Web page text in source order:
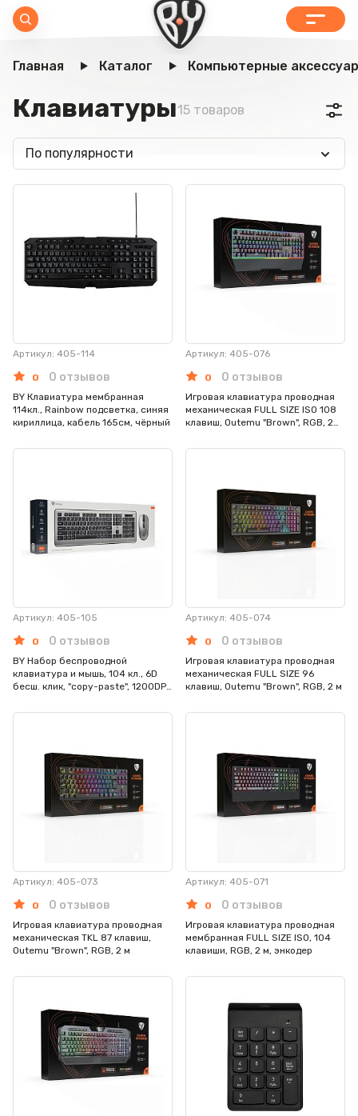
Главная Каталог Компьютерные
Клавиатуры15 товаров
По популярности
Артикул: 405-114
0 0 отзывов
BY Клавиатура мембранная
114кл., Rainbow подсветка, синяя
кириллица, кабель 165см, чёрный
Артикул: 405-076
0 0 отзывов
Игровая клавиатура проводная
механическая FULL SIZE ISO 108
клавиш, Outemu "Brown", RGB, 2
Артикул: 405-105
0 0 отзывов
BY Набор беспроводной
клавиатура и мышь, 104 кл., 6D
бесш. клик, "copy-paste", 1200DPI,
Артикул: 405-074
0 0 отзывов
Игровая клавиатура проводная
механическая FULL SIZE 96
клавиш, Outemu "Brown", RGB, 2 м
Артикул: 405-073
0 0 отзывов
Игровая клавиатура проводная
механическая TKL 87 клавиш,
Outemu "Brown", RGB, 2 м
Артикул: 405-071
0 0 отзывов
Игровая клавиатура проводная
мембранная FULL SIZE ISO, 104
клавиши, RGB, 2 м, энкодер